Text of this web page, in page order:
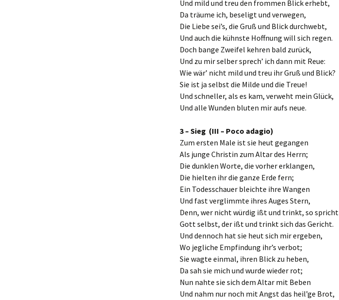
Und mild und treu den frommen Blick erhebt,
Da träume ich, beseligt und verwegen,
Die Liebe sei’s, die Gruß und Blick durchwebt,
Und auch die kühnste Hoffnung will sich regen.
Doch bange Zweifel kehren bald zurück,
Und zu mir selber sprech’ ich dann mit Reue:
Wie wär’ nicht mild und treu ihr Gruß und Blick?
Sie ist ja selbst die Milde und die Treue!
Und schneller, als es kam, verweht mein Glück,
Und alle Wunden bluten mir aufs neue.
3 – Sieg (III – Poco adagio)
Zum ersten Male ist sie heut gegangen
Als junge Christin zum Altar des Herrn;
Die dunklen Worte, die vorher erklangen,
Die hielten ihr die ganze Erde fern;
Ein Todesschauer bleichte ihre Wangen
Und fast verglimmte ihres Auges Stern,
Denn, wer nicht würdig ißt und trinkt, so spricht
Gott selbst, der ißt und trinkt sich das Gericht.
Und dennoch hat sie heut sich mir ergeben,
Wo jegliche Empfindung ihr’s verbot;
Sie wagte einmal, ihren Blick zu heben,
Da sah sie mich und wurde wieder rot;
Nun nahte sie sich dem Altar mit Beben
Und nahm nur noch mit Angst das heil’ge Brot,